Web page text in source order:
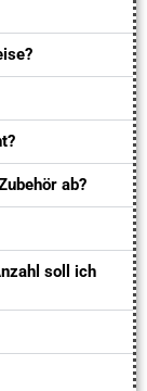
ab?
soll ich